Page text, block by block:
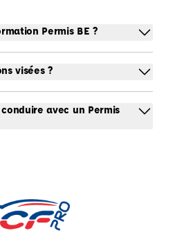
Permis BE ?
visées ?
avec un Permis